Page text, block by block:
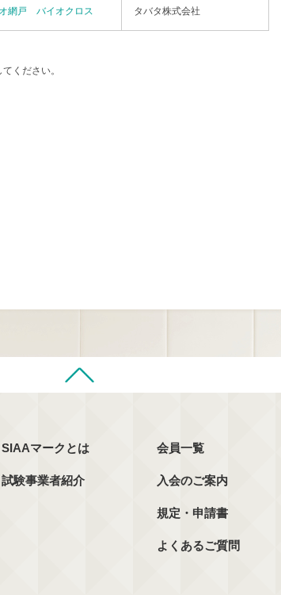
網戸 バイオクロス タバタ株式会社
ください。
SIAAマークとは
試験事業者紹介
会員一覧
入会のご案内
規定・申請書
よくあるご質問